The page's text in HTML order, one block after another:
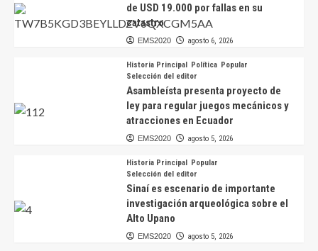
de USD 19.000 por fallas en su
catastro
EMS2020 agosto 6, 2026
Historia Principal Política Popular
Selección del editor
Asambleísta presenta proyecto de
ley para regular juegos mecánicos y
atracciones en Ecuador
EMS2020 agosto 5, 2026
Historia Principal Popular
Selección del editor
Sinaí es escenario de importante
investigación arqueológica sobre el
Alto Upano
EMS2020 agosto 5, 2026